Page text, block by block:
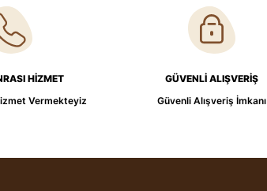
HİZMET
Vermekteyiz
GÜVENLİ ALIŞVERİŞ
Güvenli Alışveriş İmkanı